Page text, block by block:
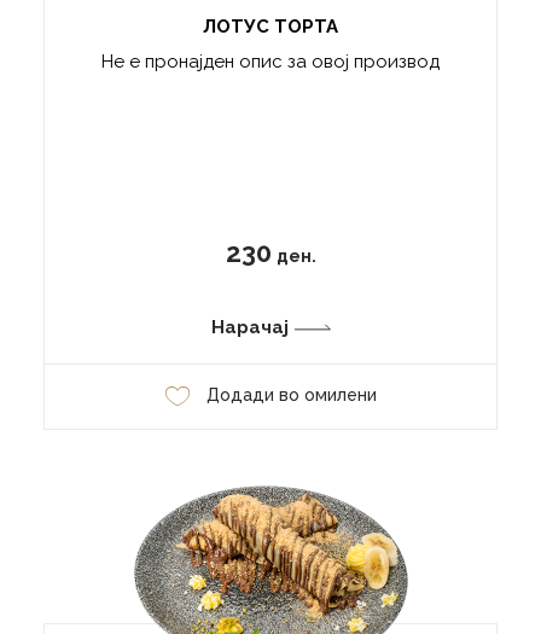
ЛОТУС ТОРТА
Не е пронајден опис за овој производ
230 ден.
Нарачај
Додади во омилени